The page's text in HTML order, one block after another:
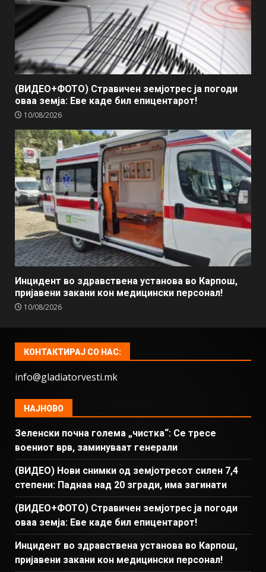
(ВИДЕО+ФОТО) Стравичен земјотрес ја погоди
оваа земја: Еве каде бил епицентарот!
10/08/2026
Инцидент во здравствена установа во Карпош,
пријавени закани кон медицински персонал!
10/08/2026
КОНТАКТИРАЈ СО НАС:
info@gladiatorvesti.mk
НАЈНОВО
Зеленски почна голема „чистка“: Се тресе
воениот врв, заминуваат генерали
(ВИДЕО) Нови снимки од земјотресот силен 7,4
степени: Паднаа над 20 згради, има загинати
(ВИДЕО+ФОТО) Стравичен земјотрес ја погоди
оваа земја: Еве каде бил епицентарот!
Инцидент во здравствена установа во Карпош,
пријавени закани кон медицински персонал!